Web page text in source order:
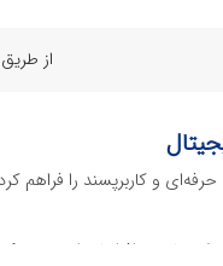
از
و کاربرپسند را
باز نرم افراهای ادیت